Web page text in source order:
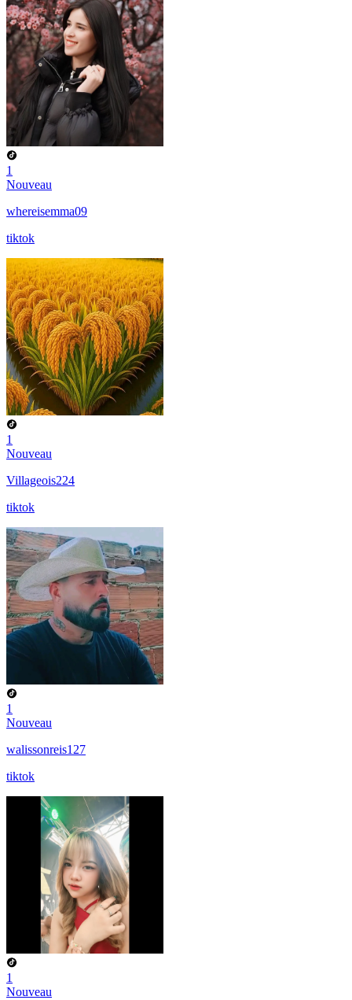
1
Nouveau
whereisemma09
tiktok
1
Nouveau
Villageois224
tiktok
1
Nouveau
walissonreis127
tiktok
1
Nouveau